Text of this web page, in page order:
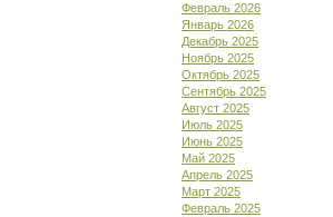
Февраль 2026
Январь 2026
Декабрь 2025
Ноябрь 2025
Октябрь 2025
Сентябрь 2025
Август 2025
Июль 2025
Июнь 2025
Май 2025
Апрель 2025
Март 2025
Февраль 2025